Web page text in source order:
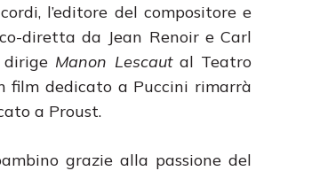
l’editore del compositore e
diretta da Jean Renoir e Carl
dirige Manon Lescautal Teatro
film dedicato a Puccini rimarrà
a Proust.
grazie alla passione del